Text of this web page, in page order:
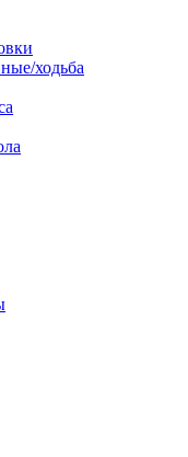
ходьба